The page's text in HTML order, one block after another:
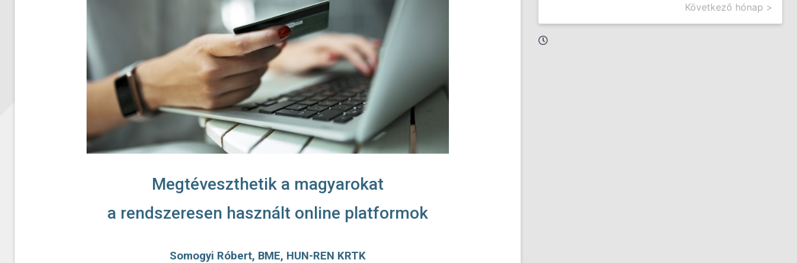
Megtéveszthetik a magyarokat
a rendszeresen használt online platformok
Somogyi Róbert, BME, HUN-REN KRTK
Következő hónap >